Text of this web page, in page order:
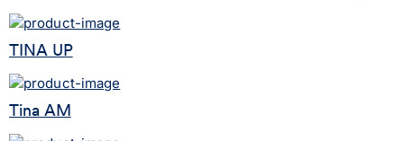
TINA UP
Tina AM